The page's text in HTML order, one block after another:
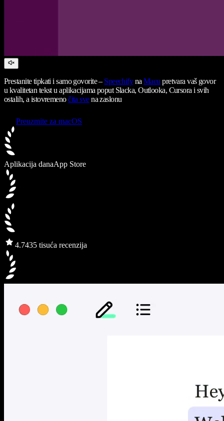
Prestanite tipkati i samo govorite – SpeechifynaMacu pretvara vaš govor
u kvalitetan tekst u aplikacijama poput Slacka, Outlooka, Cursora i svih
ostalih, a istovremenočita svena zaslonu
Preuzmite za macOS
Aplikacija danaApp Store
4.7435 tisuća recenzija